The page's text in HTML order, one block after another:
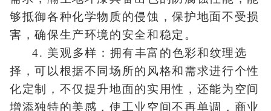
够抵御各种化学物质的侵蚀，保护地面不受损
害，确保生产环境的安全和稳定。
4. 美观多样：拥有丰富的色彩和纹理选
择，可以根据不同场所的风格和需求进行个性
化定制，不仅提升地面的实用性，还能为空间
增添独特的美感，使工业空间不再单调，商业